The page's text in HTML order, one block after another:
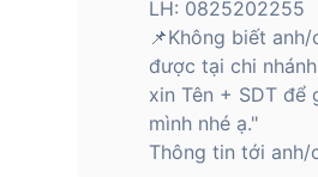
LH: 0825202255
📌Không biết
được tại chi
xin Tên + SDT để
mình nhé ạ."
Thông tin tới anh/